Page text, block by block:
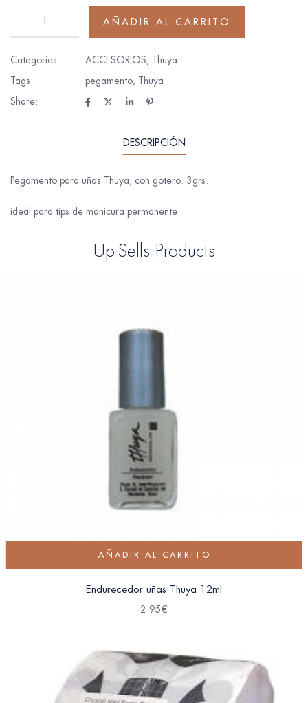
AÑADIR AL CARRITO
Categories: ACCESORIOS, Thuya
Tags:
pegamento, Thuya
Share:
DESCRIPCIÓN
Pegamento para uñas Thuya, con gotero. 3grs.
ideal para tips de manicura permanente.
Up-Sells Products
AÑADIR AL CARRITO
Endurecedor uñas Thuya 12ml
2.95€